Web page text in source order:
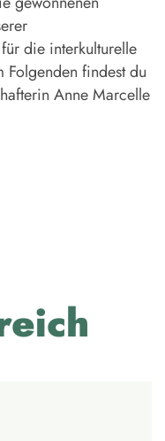
die interkulturelle
Folgenden findest du
Anne Marcelle